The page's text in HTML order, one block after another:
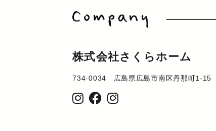
株式会社さくらホーム
734-0034 広島県広島市南区丹那町1-15